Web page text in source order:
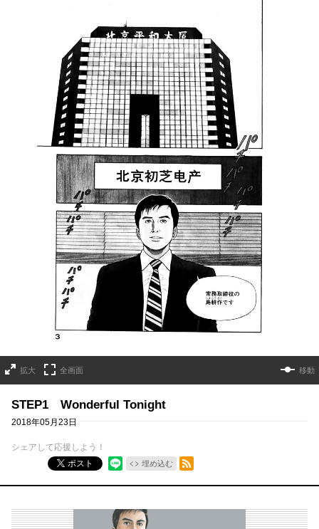
拡大 全画面 移動
STEP1 Wonderful Tonight
2018年05月23日
シェアして応援しよう！
ポスト
埋め込む
RSSフィード